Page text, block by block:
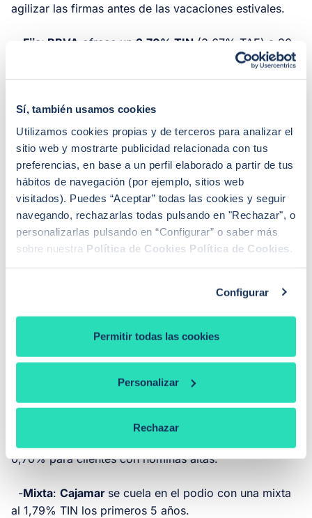
Sí, también usamos cookies
Utilizamos cookies propias y de terceros para analizar el
sitio web y mostrarte publicidad relacionada con tus
preferencias, en base a un perfil elaborado a partir de tus
hábitos de navegación (por ejemplo, sitios web
visitados). Puedes “Aceptar” todas las cookies y seguir
navegando, rechazarlas todas pulsando en "Rechazar", o
personalizarlas pulsando en “Configurar” o saber más
sobre nuestra Política de Cookies Política de Cookies
Configurar
Permitir todas las cookies
Personalizar
Rechazar
agilizar las firmas antes de las vacaciones estivales.
Fija: BBVA ofrece un 2,70% TIN (3,67% TAE) a 30
años, destacando por su proceso de contratación
100% online.
-Variable: Bankinterofrece un diferencial del 0,75%
sin apenas vinculaciones, solo cuenta corriente y
seguro de hogar.
-Mixta :INGmantiene su Hipoteca Naranja Mixta con
un tramo fijo a 10 años muy equilibrado.
Llegamos al ecuador del año y algunos bancos ajustan
sus objetivos comerciales, lo que se traduce en
pequeñas rebajas de última hora.
las TAE más bajas del mercado (3,45%) debido a
menores costes de vinculación.
0,70% para clientes con nóminas altas.
-Mixta: Cajamar se cuela en el podio con una mixta
al 1,79% TIN los primeros 5 años.